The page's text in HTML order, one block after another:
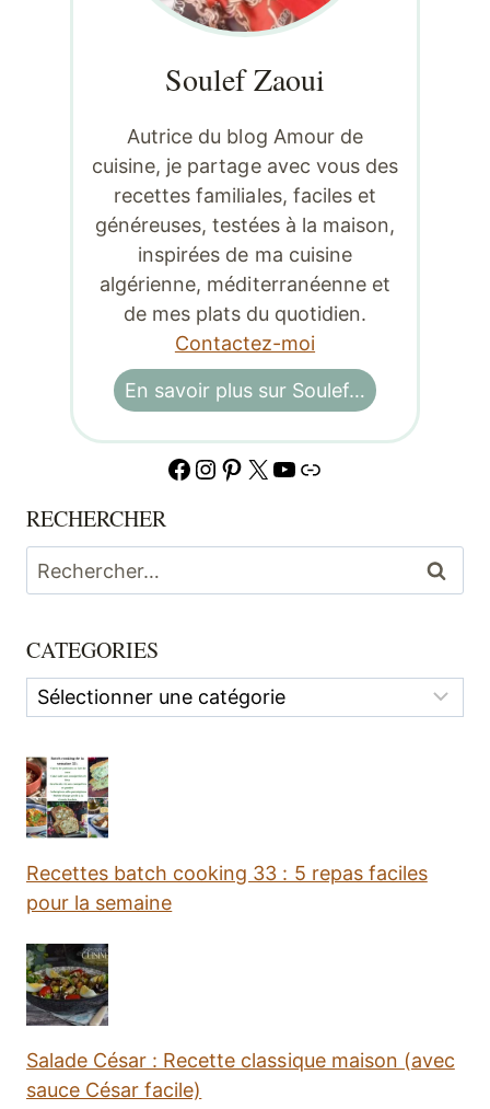
Soulef Zaoui
Autrice du blog Amour de
cuisine, je partage avec vous des
recettes familiales, faciles et
généreuses, testées à la maison,
inspirées de ma cuisine
algérienne, méditerranéenne et
de mes plats du quotidien.
Contactez-moi
En savoir plus sur Soulef…
Facebook
Instagram
Pinterest
X YouTube
Lien
RECHERCHER
Rechercher :
CATEGORIES
Categories
Recettes batch cooking 33 : 5 repas faciles
pour la semaine
Salade César : Recette classique maison (avec
sauce César facile)